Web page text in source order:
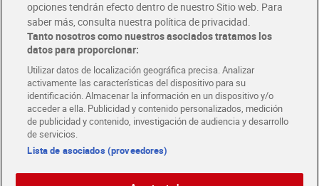
Tarjeta MaX Dia
Te devuelve hasta 8€/mes de tus compras.
¡Solicita tu tarjeta de crédito aquí!
COMER MEJOR CADA DIA
COLABORA CON DIA ABRE TU TIENDA DIA CORPORATE
opciones tendrán efecto dentro de nuestro Sitio web. Para
saber más, consulta nuestra política de privacidad.
Tanto nosotros como nuestros asociados tratamos los
datos para proporcionar:
Utilizar datos de localización geográfica precisa. Analizar
activamente las características del dispositivo para su
identificación. Almacenar la información en un dispositivo y/o
acceder a ella. Publicidad y contenido personalizados, medición
de publicidad y contenido, investigación de audiencia y desarrollo
de servicios.
Lista de asociados (proveedores)